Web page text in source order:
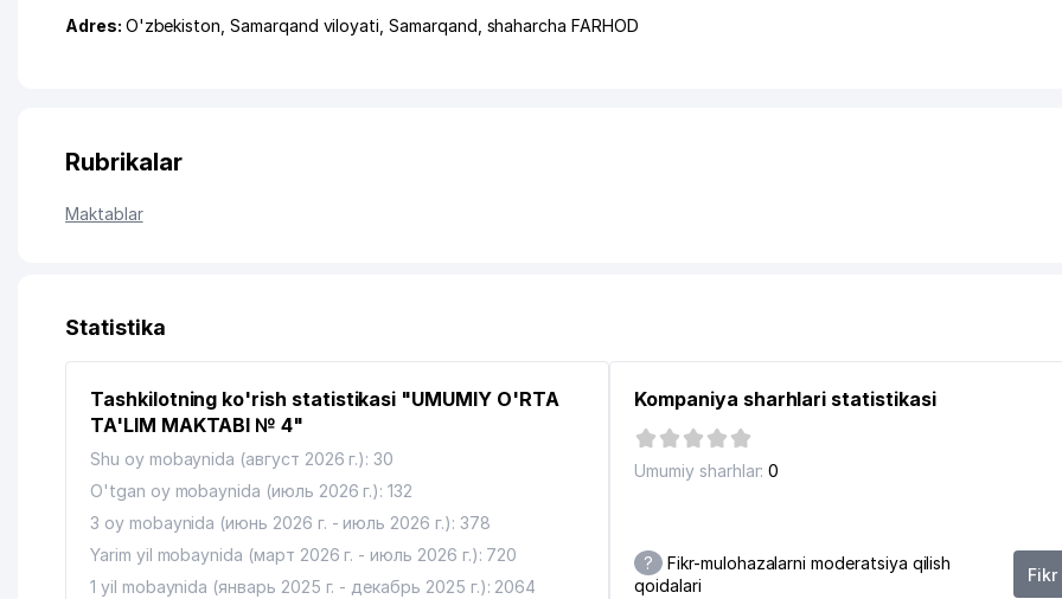
Adres: O'zbekiston,Samarqand viloyati ,Samarqand shaharcha FARHOD
Rubrikalar
Maktablar
Statistika
Tashkilotning ko'rish statistikasi "UMUMIY O'RTA
TA'LIM MAKTABI № 4"
Shu oy mobaynida (август 2026 г.): 30
O'tgan oy mobaynida (июль 2026 г.): 132
3 oy mobaynida (июнь 2026 г. - июль 2026 г.): 378
Yarim yil mobaynida (март 2026 г. - июль 2026 г.): 720
1 yil mobaynida (январь 2025 г. - декабрь 2025 г.): 2064
Kompaniya sharhlari statistikasi
Umumiy sharhlar: 0
?
Fikr-mulohazalarni moderatsiya qilish
qoidalari